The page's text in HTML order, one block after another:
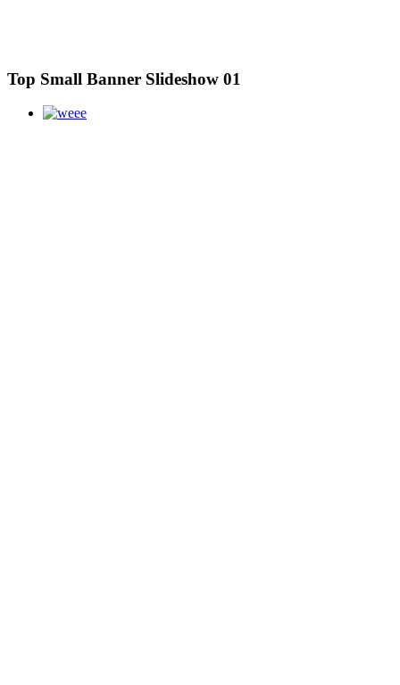
Top Small Banner Slideshow 01